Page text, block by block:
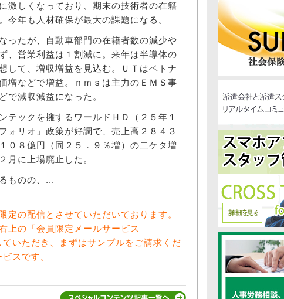
激しくなっており、期末の技術者の在籍
今年も人材確保が最大の課題になる。
ったが、自動車部門の在籍者数の減少や
、営業利益は１割減に。来年は半導体の
して、増収増益を見込む。ＵＴはベトナ
増などで増益。ｎｍｓは主力のＥＭＳ事
で減収減益になった。
ックを擁するワールドＨＤ（２５年１
ォリオ」政策が好調で、売上高２８４３
０８億円（同２５．９％増）の二ケタ増
月に上場廃止した。
ものの、...
の配信とさせていただいております。
上の「会員限定メールサービス
いただき、まずはサンプルをご請求くだ
スです。